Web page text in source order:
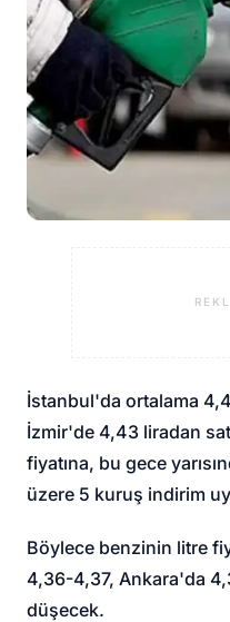
İstanbul'da ortalama
İzmir'de 4,43 liradan
fiyatına, bu gece
üzere 5 kuruş indirim
Böylece benzinin litre
4,36-4,37, Ankara'da
düşecek.